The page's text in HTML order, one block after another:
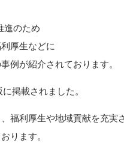
進のため
厚生などに
例が紹介されております。
掲載されました。
福利厚生や地域貢献を充実
ります。